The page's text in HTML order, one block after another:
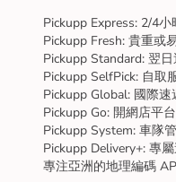
Pickupp Express: 2/4小
Pickupp Fresh: 貴重或
Pickupp Standard: 翌
Pickupp SelfPick: 自取
Pickupp Global: 國際速
Pickupp Go: 開網店平
Pickupp System: 車隊
Pickupp Delivery+: 專
專注亞洲的地理編碼